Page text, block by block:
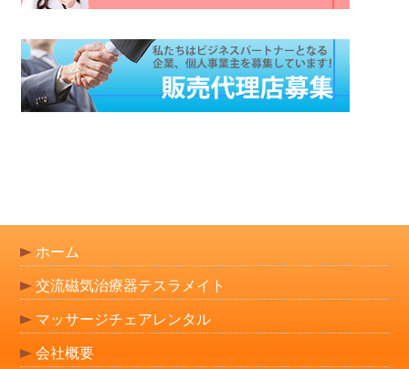
ホーム
交流磁気治療器テスラメイト
マッサージチェアレンタル
会社概要